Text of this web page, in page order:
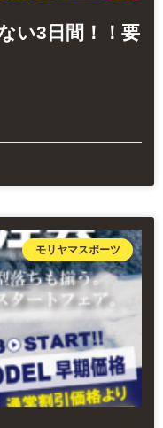
い3日間！！要
モリヤマスポーツ